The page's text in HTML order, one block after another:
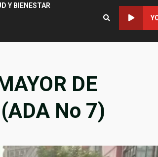
Y BIENESTAR
DE
No 7)